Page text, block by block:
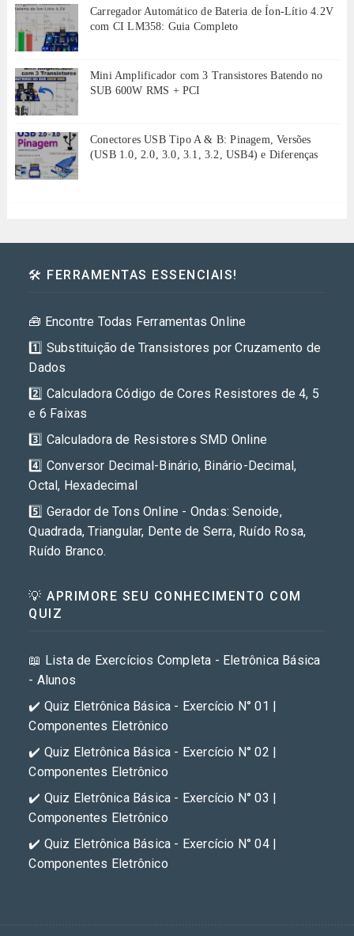
Carregador Automático de Bateria de Íon-Lítio 4.2V
com CI LM358: Guia Completo
Mini Amplificador com 3 Transistores Batendo no
SUB 600W RMS + PCI
Conectores USB Tipo A & B: Pinagem, Versões
(USB 1.0, 2.0, 3.0, 3.1, 3.2, USB4) e Diferenças
🛠️ FERRAMENTAS ESSENCIAIS!
🧰 Encontre Todas Ferramentas Online
1️⃣ Substituição de Transistores por Cruzamento de
Dados
2️⃣ Calculadora Código de Cores Resistores de 4, 5
e 6 Faixas
3️⃣ Calculadora de Resistores SMD Online
4️⃣ Conversor Decimal-Binário, Binário-Decimal,
Octal, Hexadecimal
5️⃣ Gerador de Tons Online - Ondas: Senoide,
Quadrada, Triangular, Dente de Serra, Ruído Rosa,
Ruído Branco.
💡 APRIMORE SEU CONHECIMENTO COM
QUIZ
📖 Lista de Exercícios Completa - Eletrônica Básica
- Alunos
✔️ Quiz Eletrônica Básica - Exercício N° 01 |
Componentes Eletrônico
✔️ Quiz Eletrônica Básica - Exercício N° 02 |
Componentes Eletrônico
✔️ Quiz Eletrônica Básica - Exercício N° 03 |
Componentes Eletrônico
✔️ Quiz Eletrônica Básica - Exercício N° 04 |
Componentes Eletrônico